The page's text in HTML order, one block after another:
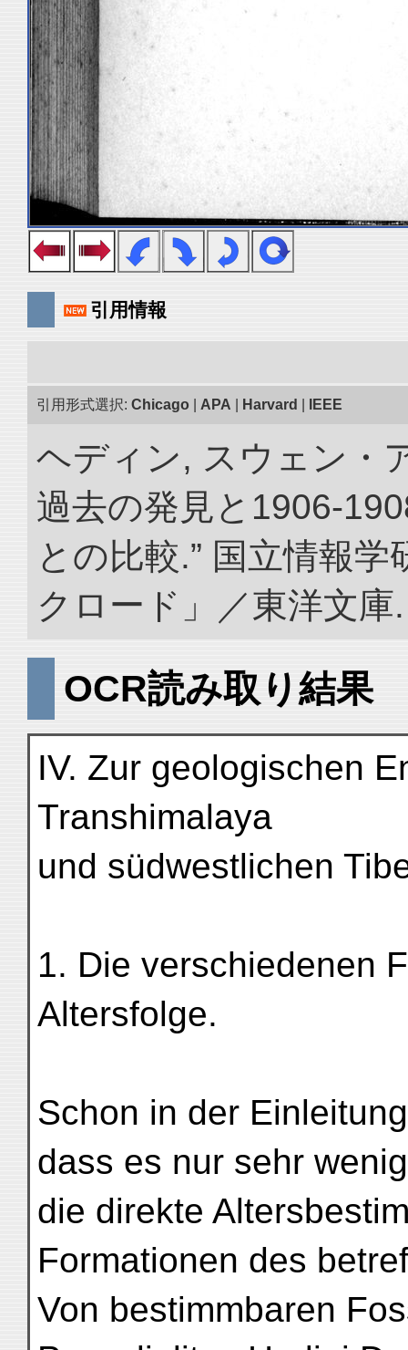
引用情報
引用形式選択: Chicago APA Harvard IEEE
ヘディン, スウェン・
過去の発見と1906-
との比較.” 国立情報
クロード」／東洋文
OCR読み取り結果
IV. Zur geologischen
Transhimalaya
und südwestlichen
1. Die verschiedenen
Altersfolge.
Schon in der
dass es nur sehr
die direkte
Formationen des
Von bestimmbaren